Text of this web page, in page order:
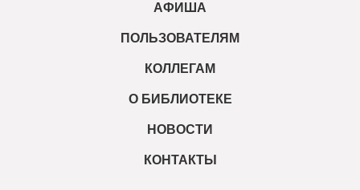
АФИША
ПОЛЬЗОВАТЕЛЯМ
КОЛЛЕГАМ
О БИБЛИОТЕКЕ
НОВОСТИ
КОНТАКТЫ